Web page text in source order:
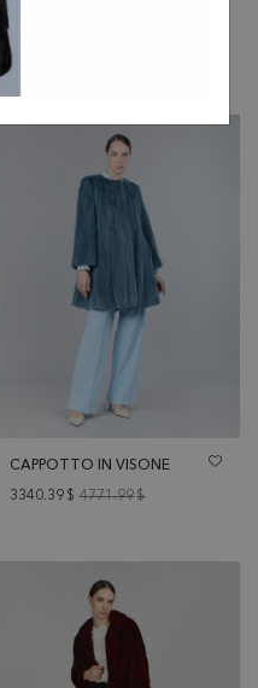
2782.33
CAPPOTTO IN VISONE
3340.39 $ 4771.99$